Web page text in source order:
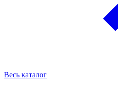
Весь каталог